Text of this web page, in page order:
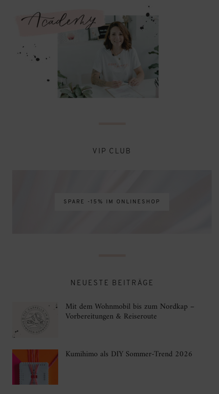
VIP CLUB
SPARE -15% IM ONLINESHOP
NEUESTE BEITRÄGE
Mit dem Wohnmobil bis zum Nordkap –
Vorbereitungen & Reiseroute
Kumihimo als DIY Sommer-Trend 2026